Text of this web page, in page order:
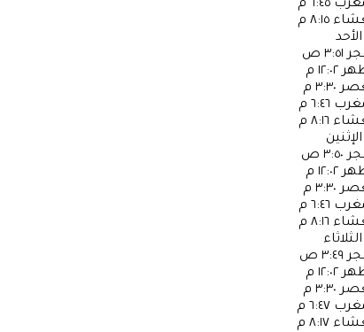
٦:٤٥ م
٨:١٥ م
الأحد
٣:٥١ ص
١٢:٠٢ م
٣:٣٠ م
٦:٤٦ م
٨:١٦ م
الإثنين
٣:٥٠ ص
١٢:٠٢ م
٣:٣٠ م
٦:٤٦ م
٨:١٦ م
الثلاثاء
٣:٤٩ ص
١٢:٠٢ م
٣:٣٠ م
٦:٤٧ م
٨:١٧ م